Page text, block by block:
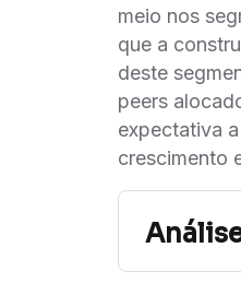
meio nos
que a
deste
peers
expectativa
crescimento